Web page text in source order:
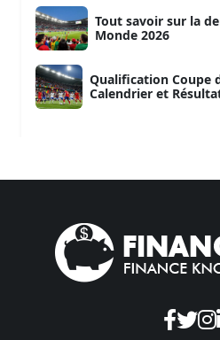
Tout savoir sur la
Monde 2026
Qualification Coupe
Calendrier et